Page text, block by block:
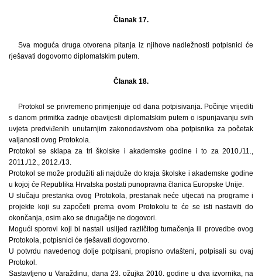
Članak 17.
Sva moguća druga otvorena pitanja iz njihove nadležnosti potpisnici će
rješavati dogovorno diplomatskim putem.
Članak 18.
Protokol se privremeno primjenjuje od dana potpisivanja. Počinje vrijediti
s danom primitka zadnje obavijesti diplomatskim putem o ispunjavanju svih
uvjeta predviđenih unutarnjim zakonodavstvom oba potpisnika za početak
valjanosti ovog Protokola.
Protokol se sklapa za tri školske i akademske godine i to za 2010./11.,
2011./12., 2012./13.
Protokol se može produžiti ali najduže do kraja školske i akademske godine
u kojoj će Republika Hrvatska postati punopravna članica Europske Unije.
U slučaju prestanka ovog Protokola, prestanak neće utjecati na programe i
projekte koji su započeti prema ovom Protokolu te će se isti nastaviti do
okončanja, osim ako se drugačije ne dogovori.
Mogući sporovi koji bi nastali uslijed različitog tumačenja ili provedbe ovog
Protokola, potpisnici će rješavati dogovorno.
U potvrdu navedenog dolje potpisani, propisno ovlašteni, potpisali su ovaj
Protokol.
Sastavljeno u Varaždinu, dana 23. ožujka 2010. godine u dva izvornika, na